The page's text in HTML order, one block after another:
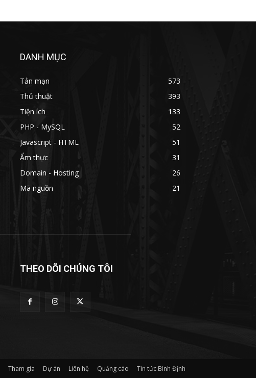
DANH MỤC
Tản mạn
573
Thủ thuật
393
Tiện ích
133
PHP - MySQL
52
Javascript - HTML
51
Ẩm thực
31
Domain - Hosting
26
Mã nguồn
21
THEO DÕI CHÚNG TÔI
Tham gia Dự án Liên hệ Quảng cáo Tin tức Bình Định